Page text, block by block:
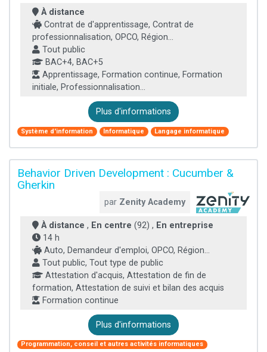
À distance
Contrat de d'apprentissage, Contrat de
professionnalisation, OPCO, Région...
Tout public
BAC+4, BAC+5
Apprentissage, Formation continue, Formation
initiale, Professionnalisation...
Plus d'informations
Système d'information Informatique Langage informatique
Behavior Driven Development : Cucumber &
Gherkin
par Zenity Academy
À distance , En centre (92) , En entreprise
14 h
Auto, Demandeur d'emploi, OPCO, Région...
Tout public, Tout type de public
Attestation d'acquis, Attestation de fin de
formation, Attestation de suivi et bilan des acquis
Formation continue
Plus d'informations
Programmation, conseil et autres activités informatiques